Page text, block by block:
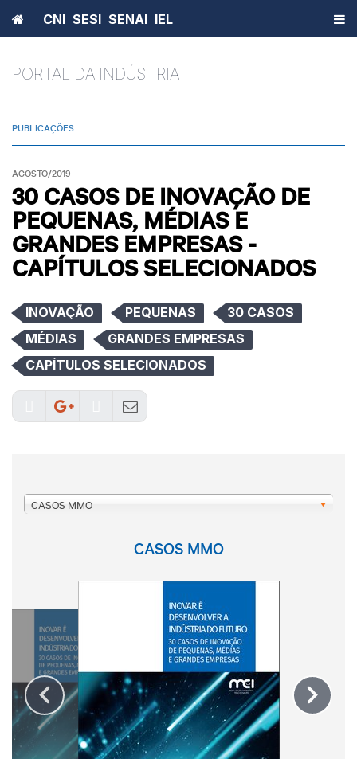
HomeCNI SESI SENAI IEL
PORTAL DA INDÚSTRIA
PUBLICAÇÕES
AGOSTO/2019
30 CASOS DE INOVAÇÃO DE
PEQUENAS, MÉDIAS E
GRANDES EMPRESAS -
CAPÍTULOS SELECIONADOS
INOVAÇÃO PEQUENAS
30 CASOS
MÉDIAS
GRANDES EMPRESAS
CAPÍTULOS SELECIONADOS
CASOS MMO
CASOS MMO